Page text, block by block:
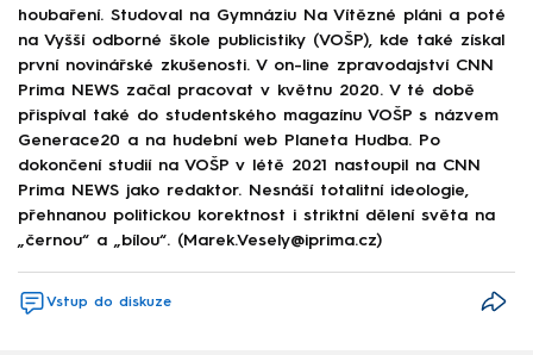
houbaření. Studoval na Gymnáziu Na Vítězné pláni a poté
na Vyšší odborné škole publicistiky (VOŠP), kde také získal
první novinářské zkušenosti. V on-line zpravodajství CNN
Prima NEWS začal pracovat v květnu 2020. V té době
přispíval také do studentského magazínu VOŠP s názvem
Generace20 a na hudební web Planeta Hudba. Po
dokončení studií na VOŠP v létě 2021 nastoupil na CNN
Prima NEWS jako redaktor. Nesnáší totalitní ideologie,
přehnanou politickou korektnost i striktní dělení světa na
„černou“ a „bílou“. (Marek.Vesely@iprima.cz)
Vstup do diskuze